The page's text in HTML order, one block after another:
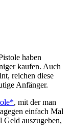
haben
kaufen. Auch
reichen diese
Anfänger.
, mit der man
einfach Mal
Geld auszugeben,